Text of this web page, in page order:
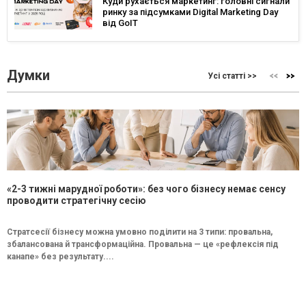
ринку за підсумками Digital Marketing Day
від GoIT
Думки Усі статті >>
«2-3 тижні марудної роботи»: без чого бізнесу немає сенсу
проводити стратегічну сесію
Стратсесії бізнесу можна умовно поділити на 3 типи: провальна,
збалансована й трансформаційна. Провальна — це «рефлексія під
канапе» без результату....